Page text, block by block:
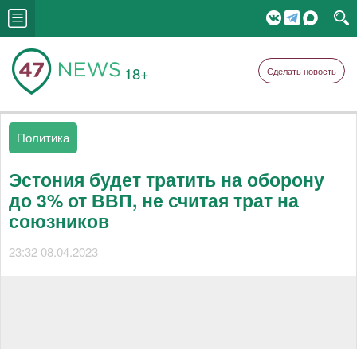
18+ Сделать новость
Политика
Эстония будет тратить на оборону
до 3% от ВВП, не считая трат на
союзников
23:32 08.04.2023